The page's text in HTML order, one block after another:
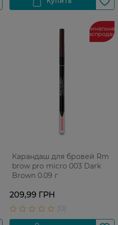
Финальная
Карандаш для бровей Rm
brow pro micro 003 Dark
Brown 0.09 г
209,99 ГРН